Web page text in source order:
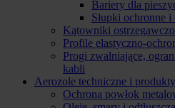
Bariery dla
Słupki ochronne
Kątowniki
Profile elastyczno-
Progi zwalniające,
kabli
Aerozole techniczne i
Ochrona powłok